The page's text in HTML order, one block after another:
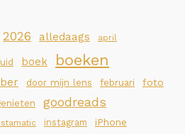
2026 alledaags april
boek boeken
door mijn lens februari foto
goodreads
instagram iPhone